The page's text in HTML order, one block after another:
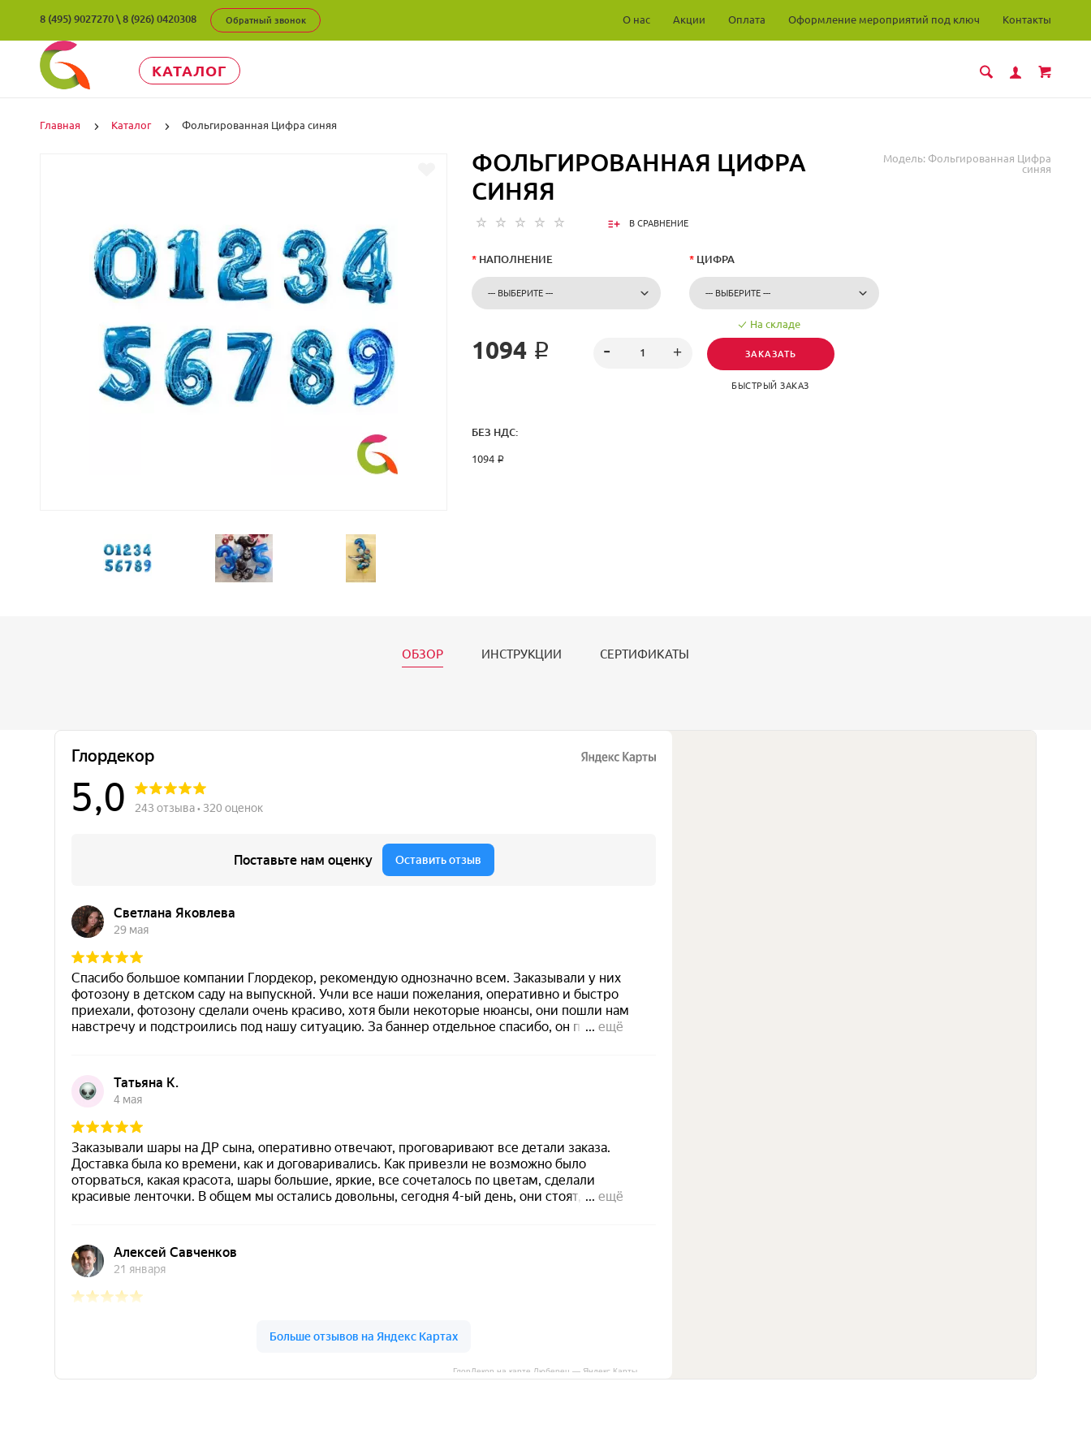
8 (495) 9027270 \ 8 (926) 0420308 Обратный звонок О нас Акции Оплата Оформление мероприятий под ключ Контакты
КАТАЛОГ
Главная Каталог Фольгированная Цифра синяя
Модель: Фольгированная Цифра
синяя
ФОЛЬГИРОВАННАЯ ЦИФРА
СИНЯЯ
В СРАВНЕНИЕ
* НАПОЛНЕНИЕ * ЦИФРА
1094 ₽
На складе
ЗАКАЗАТЬ
БЫСТРЫЙ ЗАКАЗ
БЕЗ НДС:
1094 ₽
ОБЗОР ИНСТРУКЦИИ СЕРТИФИКАТЫ
ГлорДекор на карте Люберец — Яндекс Карты